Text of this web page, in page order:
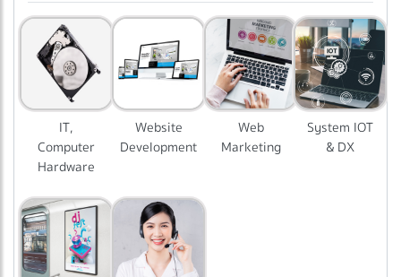
IT,
Computer
Hardware
Website
Development
Web
Marketing
System IOT
& DX